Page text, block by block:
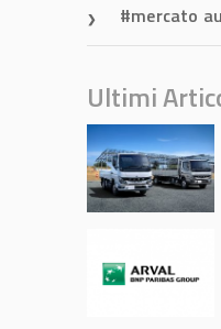
mercato
Ultimi